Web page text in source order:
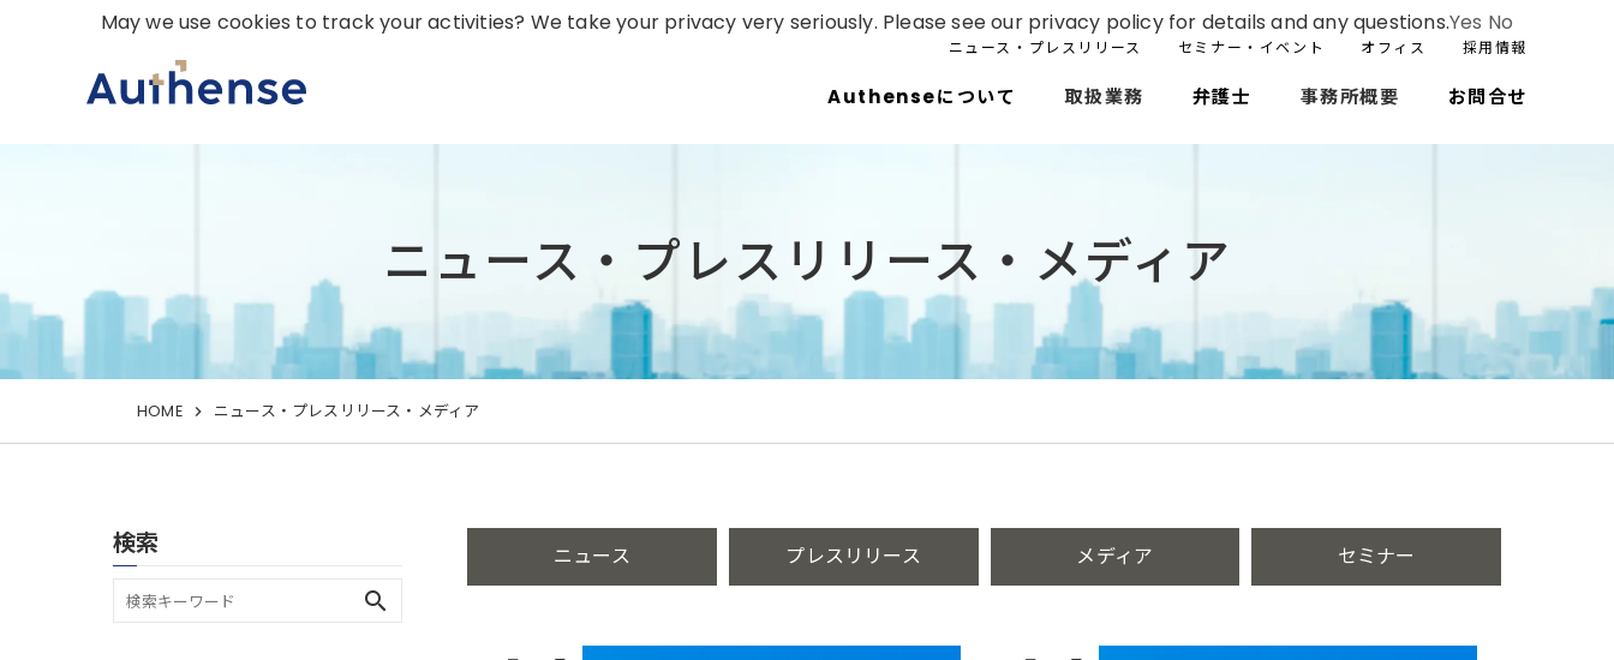
ニュース・プレスリリース セミナー・イベント オフィス 採用情報
Authenseについて 取扱業務 弁護士 事務所概要 お問合せ
ニュース・プレスリリース・メディア
HOME ニュース・プレスリリース・メディア
ニュース プレスリリース メディア セミナー
検索
search
May we use cookies to track your activities? We take your privacy very seriously. Please see our privacy policy for details and any questions.Yes No